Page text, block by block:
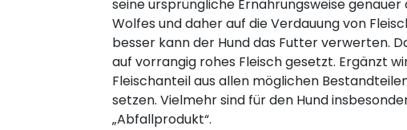
seine ursprüngliche Ernährungsweise
Wolfes und daher auf die Verdauung von
besser kann der Hund das Futter verwerten.
auf vorrangig rohes Fleisch gesetzt. Ergänzt
Fleischanteil aus allen möglichen
setzen. Vielmehr sind für den Hund
„Abfallprodukt“.